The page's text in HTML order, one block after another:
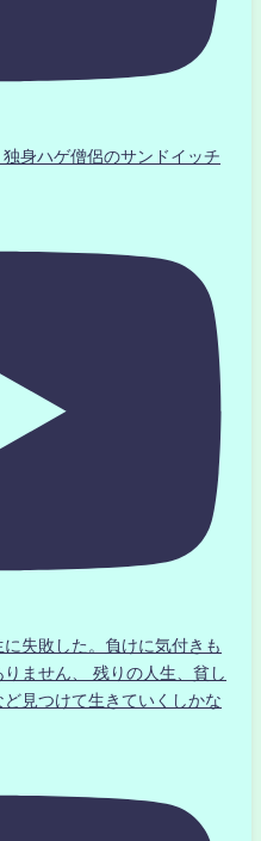
身ハゲ僧侶のサンドイッチ
失敗した。負けに気付きも
ません、 残りの人生、貧し
見つけて生きていくしかな